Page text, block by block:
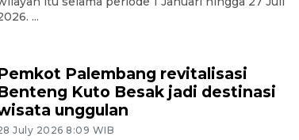
...
Palembang revitalisasi
Kuto Besak jadi destinasi
unggulan
July 2026 8:09 WIB